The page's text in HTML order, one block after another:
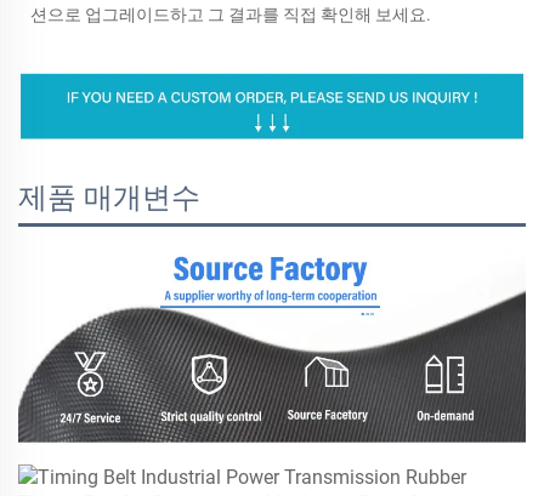
션으로 업그레이드하고 그 결과를 직접 확인해 보세요.
제품 매개변수